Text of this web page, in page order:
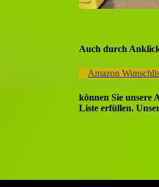
Auch durch
Amazon
können Sie unsere
Liste erfüllen.